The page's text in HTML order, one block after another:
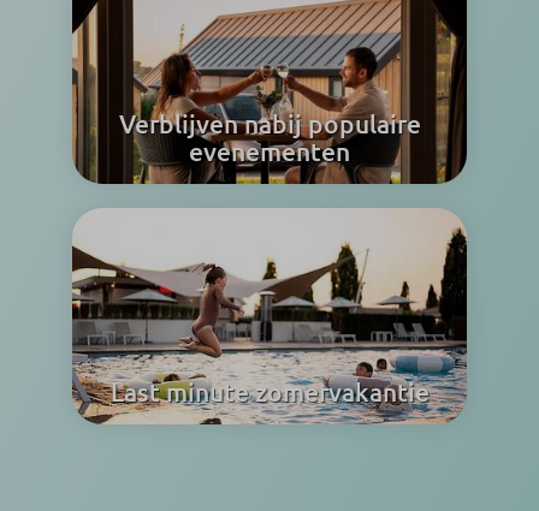
Verblijven nabij populaire
evenementen
Last minute zomervakantie